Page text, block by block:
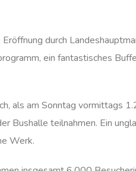
durch
ein fantastisches
als am Sonntag vormittags
Bushalle teilnahmen. Ein
Werk.